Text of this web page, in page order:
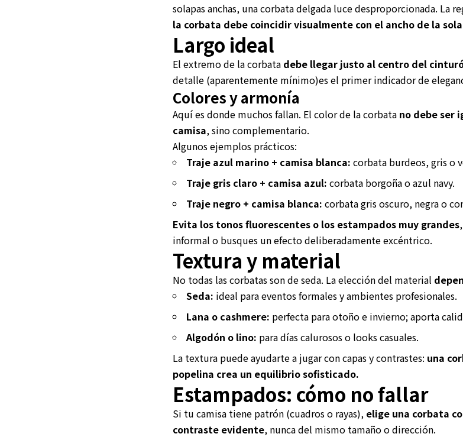
solapas anchas, una corbata delgada luce desproporcionada. La
la corbata debe coincidir visualmente con el ancho de la
Largo ideal
El extremo de la corbata debe llegar justo al centro del
detalle (aparentemente mínimo)es el primer indicador de
Colores y armonía
Aquí es donde muchos fallan. El color de la corbata no debe ser
camisa, sino complementario.
Algunos ejemplos prácticos:
Traje azul marino + camisa blanca: corbata burdeos, gris o
Traje gris claro + camisa azul: corbata borgoña o azul navy.
Traje negro + camisa blanca: corbata gris oscuro, negra o
Evita los tonos fluorescentes o los estampados muy grandes
informal o busques un efecto deliberadamente excéntrico.
Textura y material
No todas las corbatas son de seda. La elección del material
Seda: ideal para eventos formales y ambientes profesionales.
Lana o cashmere: perfecta para otoño e invierno; aporta
Algodón o lino: para días calurosos o looks casuales.
La textura puede ayudarte a jugar con capas y contrastes: una
popelina crea un equilibrio sofisticado.
Estampados: cómo no fallar
Si tu camisa tiene patrón (cuadros o rayas), elige una corbata
contraste evidente, nunca del mismo tamaño o dirección.